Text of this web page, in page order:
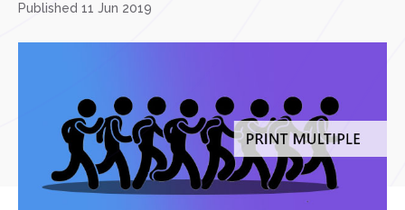
Published 11 Jun 2019